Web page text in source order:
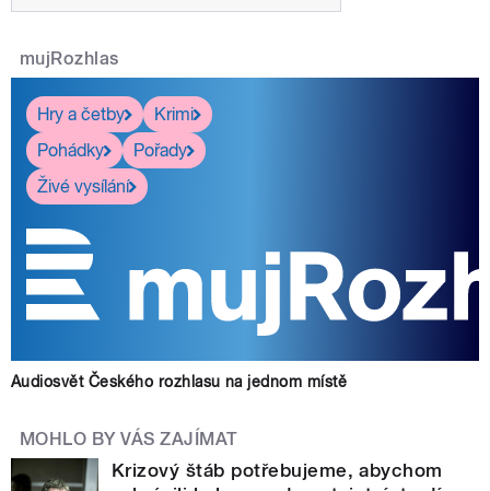
mujRozhlas
Hry a četby
Krimi
Pohádky
Pořady
Živé vysílání
Audiosvět Českého rozhlasu na jednom místě
MOHLO BY VÁS ZAJÍMAT
Krizový štáb potřebujeme, abychom